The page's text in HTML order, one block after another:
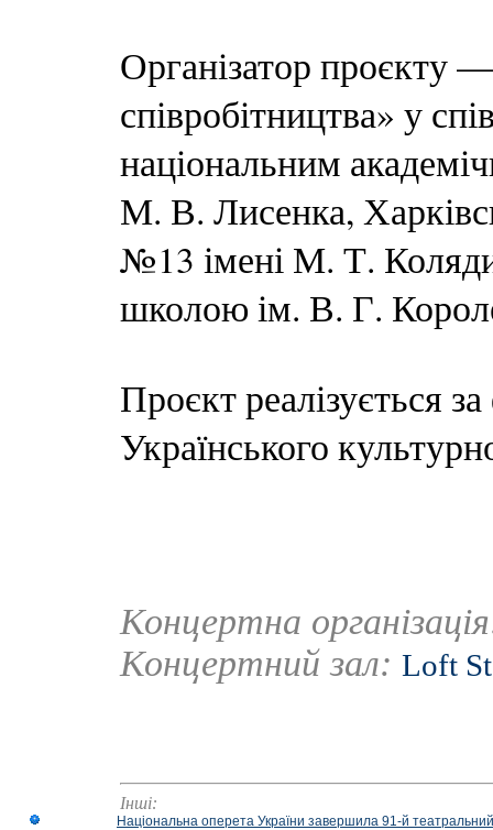
Організатор проєкту
співробітництва» у
національним
М. В. Лисенка,
№13 імені М. Т.
школою ім. В. Г.
Проєкт реалізується
Українського
Концертна
Концертний зал: Loft
Інші:
Національна оперета України завершила 91-й